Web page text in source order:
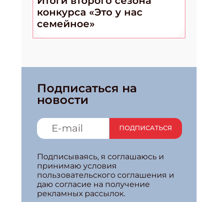
конкурса «Это у нас
семейное»
Подписаться на
новости
ПОДПИСАТЬСЯ
Подписываясь, я соглашаюсь и
принимаю условия
пользовательского соглашения и
даю согласие на получение
рекламных рассылок.